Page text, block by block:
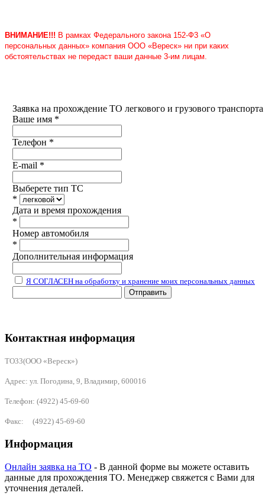
ВНИМАНИЕ!!! В рамках Федерального закона 152-Ф3 «О
персональных данных» компания ООО «Вереск» ни при каких
обстоятельствах не передаст ваши данные 3-им лицам.
Заявка на прохождение ТО легкового и грузового транспорта
Ваше имя *
Телефон *
E-mail *
Выберете тип ТС
*
Дата и время прохождения
*
Номер автомобиля
*
Дополнительная информация
Я СОГЛАСЕН на обработку и хранение моих персональных данных
Отправить
Контактная информация
ТО33(ООО «Вереск»)
Адрес: ул. Погодина, 9, Владимир, 600016
Телефон: (4922) 45-69-60
Факс: (4922) 45-69-60
Информация
Онлайн заявка на ТО - В данной форме вы можете оставить
данные для прохождения ТО. Менеджер свяжется с Вами для
уточнения деталей.